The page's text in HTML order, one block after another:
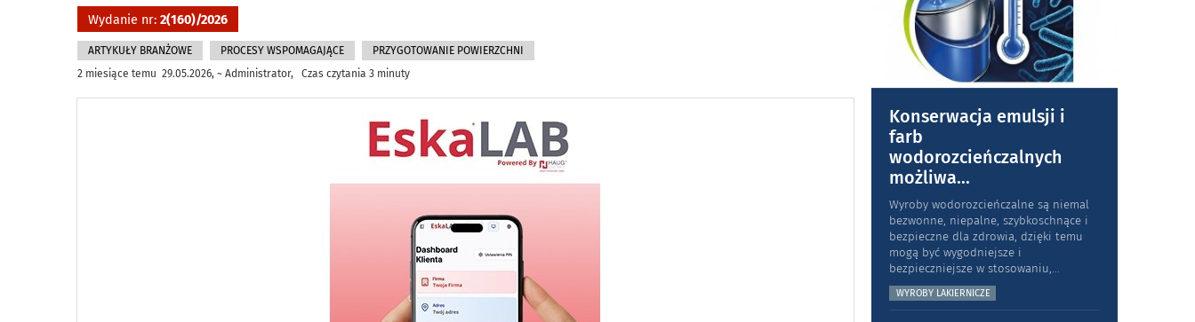
Wydanie nr: 2(160)/2026
ARTYKUŁY BRANŻOWE PROCESY WSPOMAGAJĄCE
PRZYGOTOWANIE POWIERZCHNI
2 miesiące temu 29.05.2026, ~ Administrator, Czas czytania 3 minuty
Konserwacja emulsji i
farb
wodorozcieńczalnych
możliwa...
Wyroby wodorozcieńczalne są niemal
bezwonne, niepalne, szybkoschnące i
bezpieczne dla zdrowia, dzięki temu
mogą być wygodniejsze i
bezpieczniejsze w stosowaniu,...
WYROBY LAKIERNICZE